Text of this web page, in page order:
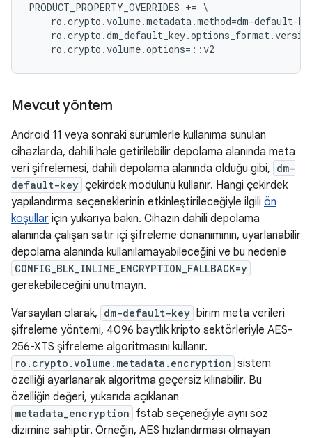
PRODUCT_PROPERTY_OVERRIDES += \
ro.crypto.volume.metadata.method=dm-default-
Mevcut yöntem
Android 11 veya sonraki sürümlerle kullanıma sunulan
cihazlarda, dahili hale getirilebilir depolama alanında meta
veri şifrelemesi, dahili depolama alanında olduğu gibi, dm-
default-key çekirdek modülünü kullanır. Hangi çekirdek
yapılandırma seçeneklerinin etkinleştirileceğiyle ilgili ön
koşullar için yukarıya bakın. Cihazın dahili depolama
alanında çalışan satır içi şifreleme donanımının, uyarlanabilir
depolama alanında kullanılamayabileceğini ve bu nedenle
CONFIG_BLK_INLINE_ENCRYPTION_FALLBACK=y
gerekebileceğini unutmayın.
Varsayılan olarak, dm-default-key birim meta verileri
şifreleme yöntemi, 4096 baytlık kripto sektörleriyle AES-
256-XTS şifreleme algoritmasını kullanır.
ro.crypto.volume.metadata.encryption sistem
özelliği ayarlanarak algoritma geçersiz kılınabilir. Bu
özelliğin değeri, yukarıda açıklanan
metadata_encryption fstab seçeneğiyle aynı söz
dizimine sahiptir. Örneğin, AES hızlandırması olmayan